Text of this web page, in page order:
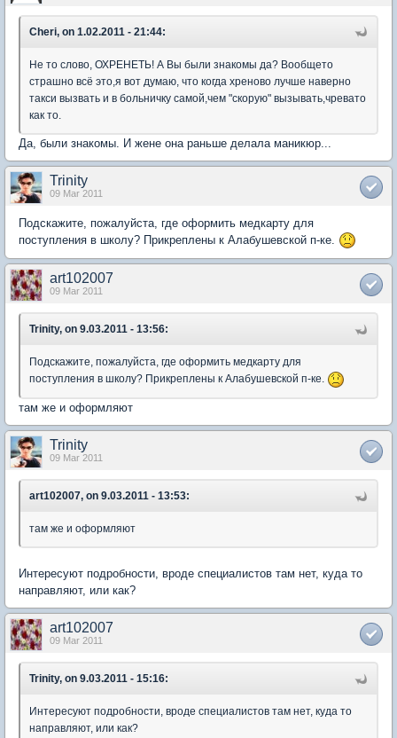
Cheri, on 1.02.2011 - 21:44:
Не то слово, ОХРЕНЕТЬ! А Вы были знакомы да? Вообщето
страшно всё это,я вот думаю, что когда хреново лучше наверно
такси вызвать и в больничку самой,чем "скорую" вызывать,чревато
как то.
Да, были знакомы. И жене она раньше делала маникюр...
Trinity
09 Mar 2011
Подскажите, пожалуйста, где оформить медкарту для
поступления в школу? Прикреплены к Алабушевской п-ке.
art102007
09 Mar 2011
Trinity, on 9.03.2011 - 13:56:
Подскажите, пожалуйста, где оформить медкарту для
поступления в школу? Прикреплены к Алабушевской п-ке.
там же и оформляют
Trinity
09 Mar 2011
art102007, on 9.03.2011 - 13:53:
там же и оформляют
Интересуют подробности, вроде специалистов там нет, куда то
направляют, или как?
art102007
09 Mar 2011
Trinity, on 9.03.2011 - 15:16:
Интересуют подробности, вроде специалистов там нет, куда то
направляют, или как?